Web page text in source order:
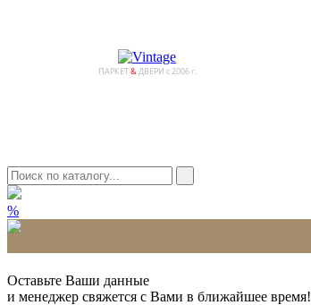
ПАРКЕТ&ДВЕРИ с 2006 г.
%
Оставьте Ваши данные
и менеджер свяжется с Вами в ближайшее время!